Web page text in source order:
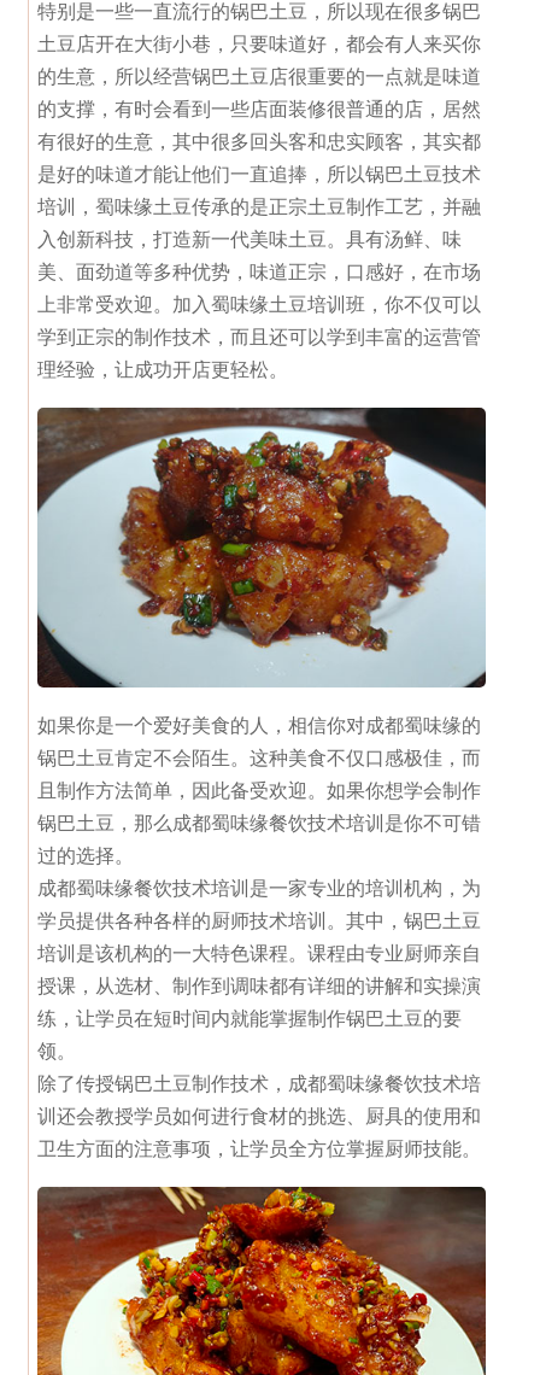
特别是一些一直流行的锅巴土豆，所以现在很多锅巴
土豆店开在大街小巷，只要味道好，都会有人来买你
的生意，所以经营锅巴土豆店很重要的一点就是味道
的支撑，有时会看到一些店面装修很普通的店，居然
有很好的生意，其中很多回头客和忠实顾客，其实都
是好的味道才能让他们一直追捧，所以锅巴土豆技术
培训，蜀味缘土豆传承的是正宗土豆制作工艺，并融
入创新科技，打造新一代美味土豆。具有汤鲜、味
美、面劲道等多种优势，味道正宗，口感好，在市场
上非常受欢迎。加入蜀味缘土豆培训班，你不仅可以
学到正宗的制作技术，而且还可以学到丰富的运营管
理经验，让成功开店更轻松。
如果你是一个爱好美食的人，相信你对成都蜀味缘的
锅巴土豆肯定不会陌生。这种美食不仅口感极佳，而
且制作方法简单，因此备受欢迎。如果你想学会制作
锅巴土豆，那么成都蜀味缘餐饮技术培训是你不可错
过的选择。
成都蜀味缘餐饮技术培训是一家专业的培训机构，为
学员提供各种各样的厨师技术培训。其中，锅巴土豆
培训是该机构的一大特色课程。课程由专业厨师亲自
授课，从选材、制作到调味都有详细的讲解和实操演
练，让学员在短时间内就能掌握制作锅巴土豆的要
领。
除了传授锅巴土豆制作技术，成都蜀味缘餐饮技术培
训还会教授学员如何进行食材的挑选、厨具的使用和
卫生方面的注意事项，让学员全方位掌握厨师技能。